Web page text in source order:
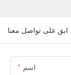
ابق على تواصل معنا
اسم